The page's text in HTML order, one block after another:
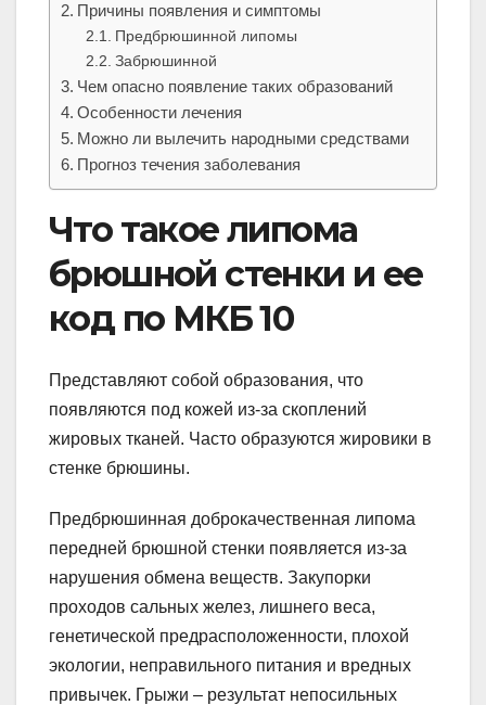
Причины появления и симптомы
Предбрюшинной липомы
Забрюшинной
Чем опасно появление таких образований
Особенности лечения
Можно ли вылечить народными средствами
Прогноз течения заболевания
Что такое липома
брюшной стенки и ее
код по МКБ 10
Представляют собой образования, что
появляются под кожей из-за скоплений
жировых тканей. Часто образуются жировики в
стенке брюшины.
Предбрюшинная доброкачественная липома
передней брюшной стенки появляется из-за
нарушения обмена веществ. Закупорки
проходов сальных желез, лишнего веса,
генетической предрасположенности, плохой
экологии, неправильного питания и вредных
привычек. Грыжи – результат непосильных